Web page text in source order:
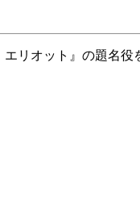
リオット』の題名役